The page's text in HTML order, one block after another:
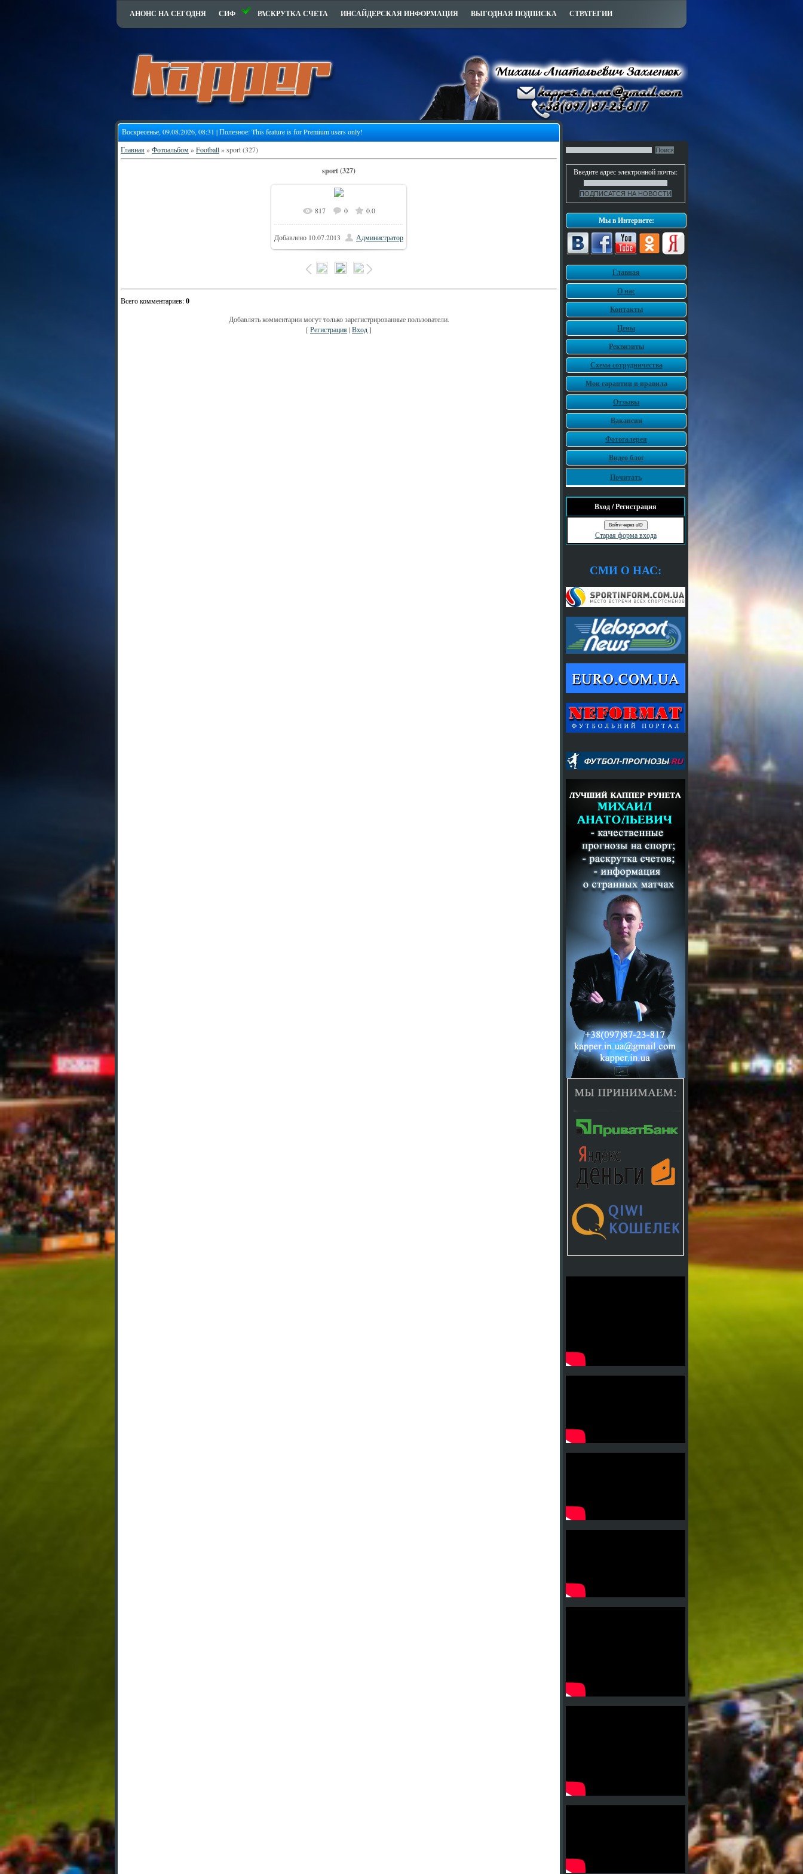
АНОНС НА СЕГОДНЯ СИФ РАСКРУТКА СЧЕТА ИНСАЙДЕРСКАЯ ИНФОРМАЦИЯ ВЫГОДНАЯ ПОДПИСКА СТРАТЕГИИ
Воскресенье, 09.08.2026, 08:31 | Полезное:This feature is for Premium users only!
Главная»Фотоальбом»Football» sport (327)
sport (327)
817 0 0.0
Добавлено 10.07.2013 Администратор
Всего комментариев:0
Добавлять комментарии могут только зарегистрированные пользователи.
[Регистрация|Вход]
Введите адрес электронной почты:
Мы в Интернете:
Главная
О нас
Контакты
Цены
Реквизиты
Схема сотрудничества
Мои гарантии и правила
Отзывы
Вакансии
Фотогалерея
Видео блог
Почитать
Вход / Регистрация
Войти через uID
Старая форма входа
СМИ О НАС: